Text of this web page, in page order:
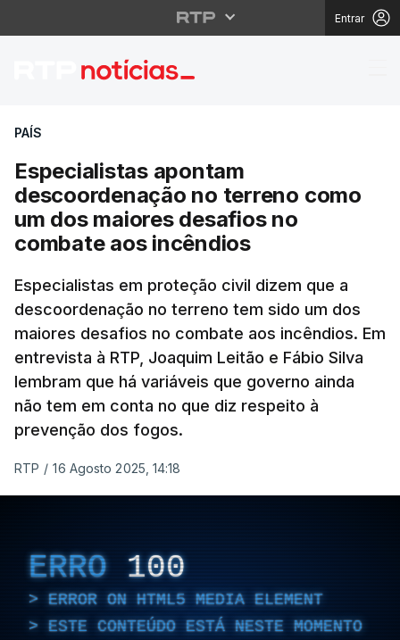
Entrar
Especialistas
PAÍS
Especialistas apontam
descoordenação no terreno como
um dos maiores desafios no
combate aos incêndios
Especialistas em proteção civil dizem que a
descoordenação no terreno tem sido um dos
maiores desafios no combate aos incêndios. Em
entrevista à RTP, Joaquim Leitão e Fábio Silva
lembram que há variáveis que governo ainda
não tem em conta no que diz respeito à
prevenção dos fogos.
RTP / 16 Agosto 2025, 14:18
ERRO 100
ERROR ON HTML5 MEDIA ELEMENT
ESTE CONTEÚDO ESTÁ NESTE MOMENTO